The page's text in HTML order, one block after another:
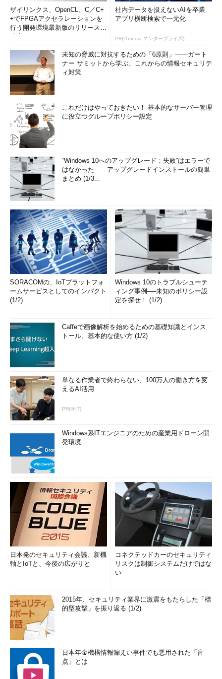
ザイリンクス、OpenCL、C／C+
+でFPGAアクセラレーションを
行う開発環境最新版のリリースを
社内データを扱えないAIを卒業
アプリ横断検索で一元化
PR(ITmedia エンタープライズ)
未知の脅威に対抗するための「6原則」――ガート
ナー サミットから学ぶ、これからの情報セキュリテ
ィ対策
これだけはやっておきたい！ 基本的なサーバー管理
に役立つグループポリシー設定
“Windows 10へのアップグレード：失敗”はエラーで
はなかった――アップグレードインストールの簡単
まとめ (1/3...
SORACOMの、IoTプラットフォ
ームサービスとしてのインパクト
(1/2)
Windows 10のトラブルシューテ
ィング事例──未知のポリシー設
定を探せ！ (1/2)
Caffeで画像解析を始めるための基礎知識とインス
トール、基本的な使い方 (1/2)
単なる作業者で終わらない、100万人の働き方を変
えるAI活用
PR(＠IT)
Windows系ITエンジニアのための産業用ドローン開
発環境
日本発のセキュリティ会議、新機
軸とIoTと、今後の広がりと
コネクテッドカーのセキュリティ
リスクは制御システムだけではな
い
2015年、セキュリティ業界に激震をもたらした「標
的型攻撃」を振り返る (1/2)
日本年金機構情報漏えい事件でも悪用された「盲
点」とは